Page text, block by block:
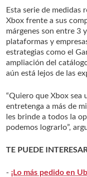
Esta serie de medidas
Xbox frente a sus
márgenes son entre 3
plataformas y
estrategias como el
ampliación del
aún está lejos de las
“Quiero que Xbox sea
entretenga a más de
les brinde a todos la
podemos lograrlo”,
TE PUEDE
- ¡Lo más pedido en